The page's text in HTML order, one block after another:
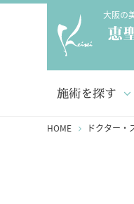
大阪の
施術を探す
HOME ドクター・